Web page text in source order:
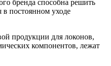
бренда способна решить
постоянном уходе
продукции для локонов,
компонентов, лежат